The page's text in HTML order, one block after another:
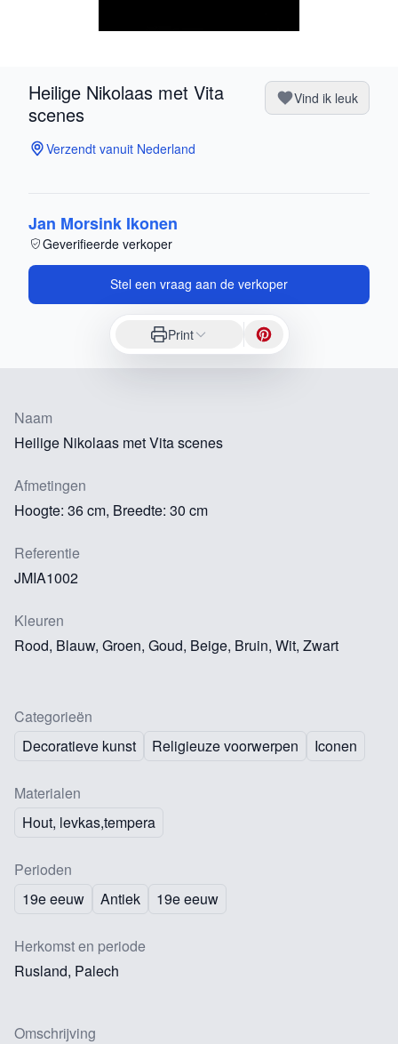
Heilige Nikolaas met Vita
scenes
Vind ik leuk
Verzendt vanuit Nederland
Jan Morsink Ikonen
Geverifieerde verkoper
Stel een vraag aan de verkoper
Print
Naam
Heilige Nikolaas met Vita scenes
Afmetingen
Hoogte: 36 cm, Breedte: 30 cm
Referentie
JMIA1002
Kleuren
Rood, Blauw, Groen, Goud, Beige, Bruin, Wit, Zwart
Categorieën
Decoratieve kunst
Religieuze voorwerpen Iconen
Materialen
Hout, levkas,tempera
Perioden
19e eeuw
Antiek 19e eeuw
Herkomst en periode
Rusland, Palech
Omschrijving